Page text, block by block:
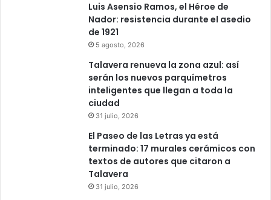
Luis Asensio Ramos, el Héroe de
Nador: resistencia durante el asedio
de 1921
5 agosto, 2026
Talavera renueva la zona azul: así
serán los nuevos parquímetros
inteligentes que llegan a toda la
ciudad
31 julio, 2026
El Paseo de las Letras ya está
terminado: 17 murales cerámicos con
textos de autores que citaron a
Talavera
31 julio, 2026